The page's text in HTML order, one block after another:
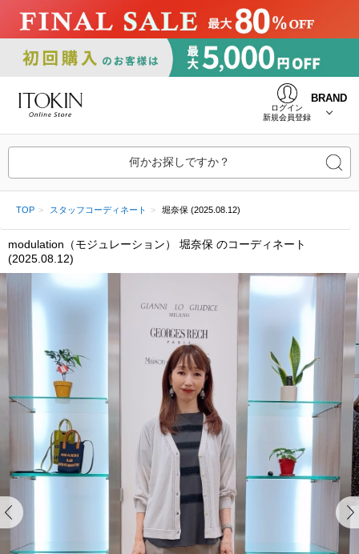
ログイン
新規会員登録
BRAND
何かお探しですか？
TOP スタッフコーディネート 堀奈保 (2025.08.12)
modulation（モジュレーション） 堀奈保 のコーディネート
(2025.08.12)